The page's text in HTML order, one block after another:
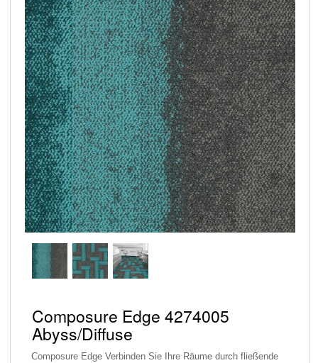
Composure Edge 4274005
Abyss/Diffuse
Composure Edge Verbinden Sie Ihre Räume durch fließende